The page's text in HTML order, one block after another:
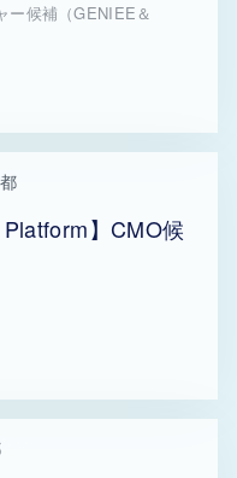
ー候補（GENIEE＆
】CMO候